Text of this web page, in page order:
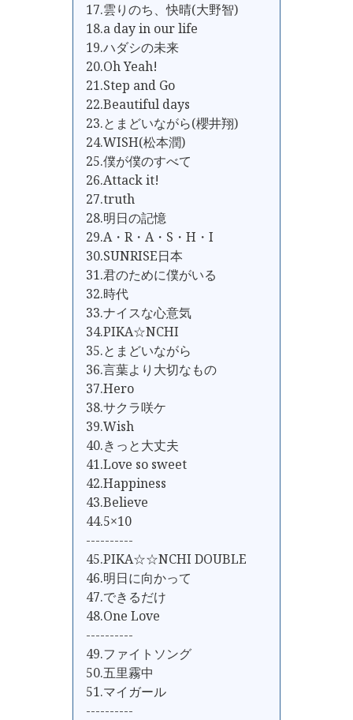
17.雲りのち、快晴(大野智)
18.a day in our life
19.ハダシの未来
20.Oh Yeah!
21.Step and Go
22.Beautiful days
23.とまどいながら(櫻井翔)
24.WISH(松本潤)
25.僕が僕のすべて
26.Attack it!
27.truth
28.明日の記憶
29.A・R・A・S・H・I
30.SUNRISE日本
31.君のために僕がいる
32.時代
33.ナイスな心意気
34.PIKA☆NCHI
35.とまどいながら
36.言葉より大切なもの
37.Hero
38.サクラ咲ケ
39.Wish
40.きっと大丈夫
41.Love so sweet
42.Happiness
43.Believe
44.5×10
----------
45.PIKA☆☆NCHI DOUBLE
46.明日に向かって
47.できるだけ
48.One Love
----------
49.ファイトソング
50.五里霧中
51.マイガール
----------